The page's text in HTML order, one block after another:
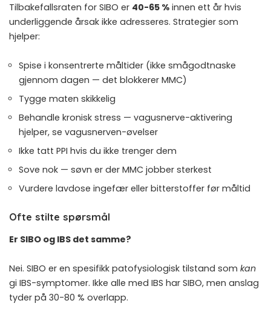
Tilbakefallsraten for SIBO er 40-65 % innen ett år hvis
underliggende årsak ikke adresseres. Strategier som
hjelper:
Spise i konsentrerte måltider (ikke smågodtnaske
gjennom dagen — det blokkerer MMC)
Tygge maten skikkelig
Behandle kronisk stress — vagusnerve-aktivering
hjelper, se vagusnerven-øvelser
Ikke tatt PPI hvis du ikke trenger dem
Sove nok — søvn er der MMC jobber sterkest
Vurdere lavdose ingefær eller bitterstoffer før måltid
Ofte stilte spørsmål
Er SIBO og IBS det samme?
Nei. SIBO er en spesifikk patofysiologisk tilstand som kan
gi IBS-symptomer. Ikke alle med IBS har SIBO, men anslag
tyder på 30-80 % overlapp.